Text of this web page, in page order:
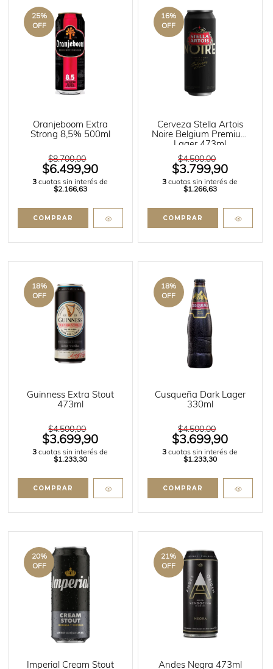
25%
OFF
Oranjeboom Extra
Strong 8,5% 500ml
$8.700,00
$6.499,90
3 cuotas sin interés de
$2.166,63
16%
OFF
Cerveza Stella Artois
Noire Belgium Premium
Lager 473ml
$4.500,00
$3.799,90
3 cuotas sin interés de
$1.266,63
18%
OFF
Guinness Extra Stout
473ml
$4.500,00
$3.699,90
3 cuotas sin interés de
$1.233,30
18%
OFF
Cusqueña Dark Lager
330ml
$4.500,00
$3.699,90
3 cuotas sin interés de
$1.233,30
20%
OFF
Imperial Cream Stout
21%
OFF
Andes Negra 473ml